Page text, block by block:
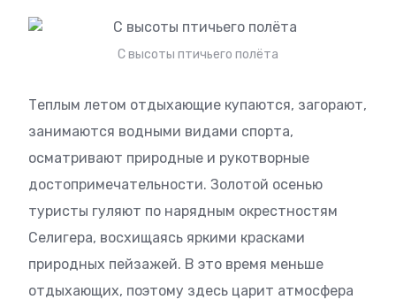
С высоты птичьего полёта
Теплым летом отдыхающие купаются, загорают,
занимаются водными видами спорта,
осматривают природные и рукотворные
достопримечательности. Золотой осенью
туристы гуляют по нарядным окрестностям
Селигера, восхищаясь яркими красками
природных пейзажей. В это время меньше
отдыхающих, поэтому здесь царит атмосфера